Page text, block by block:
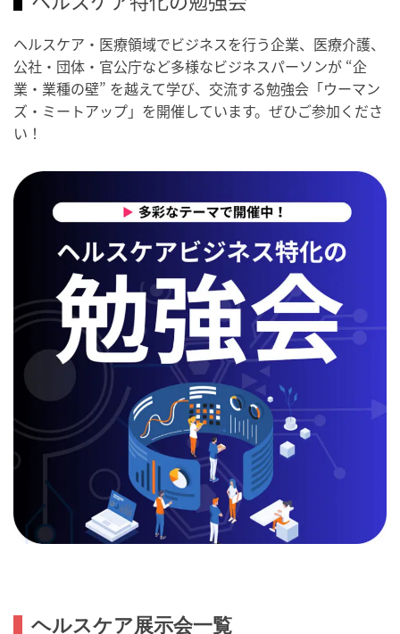
ヘルスケア・医療領域でビジネスを行う企業、医療介護、
公社・団体・官公庁など多様なビジネスパーソンが “企
業・業種の壁” を越えて学び、交流する勉強会「ウーマン
ズ・ミートアップ」を開催しています。ぜひご参加くださ
い！
ヘルスケア展示会一覧